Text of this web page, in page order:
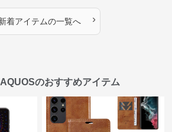
着アイテムの一覧へ ›
のおすすめアイテム